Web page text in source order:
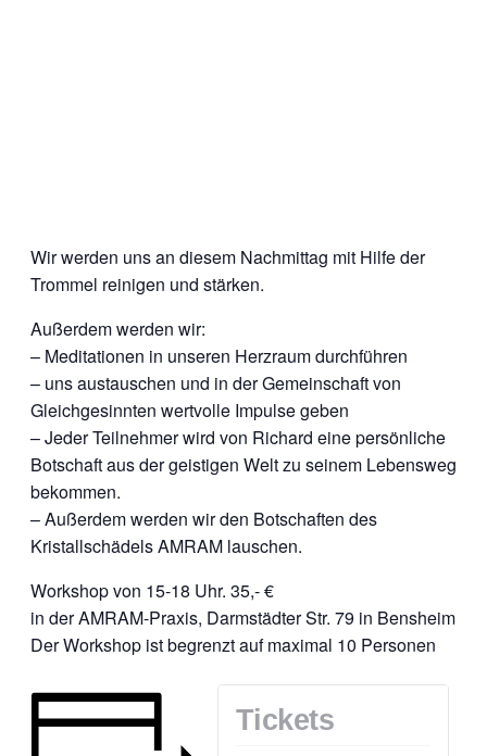
Wir werden uns an diesem Nachmittag mit Hilfe der
Trommel reinigen und stärken.
Außerdem werden wir:
– Meditationen in unseren Herzraum durchführen
– uns austauschen und in der Gemeinschaft von
Gleichgesinnten wertvolle Impulse geben
– Jeder Teilnehmer wird von Richard eine persönliche
Botschaft aus der geistigen Welt zu seinem Lebensweg
bekommen.
– Außerdem werden wir den Botschaften des
Kristallschädels AMRAM lauschen.
Workshop von 15-18 Uhr. 35,- €
in der AMRAM-Praxis, Darmstädter Str. 79 in Bensheim
Der Workshop ist begrenzt auf maximal 10 Personen
Tickets